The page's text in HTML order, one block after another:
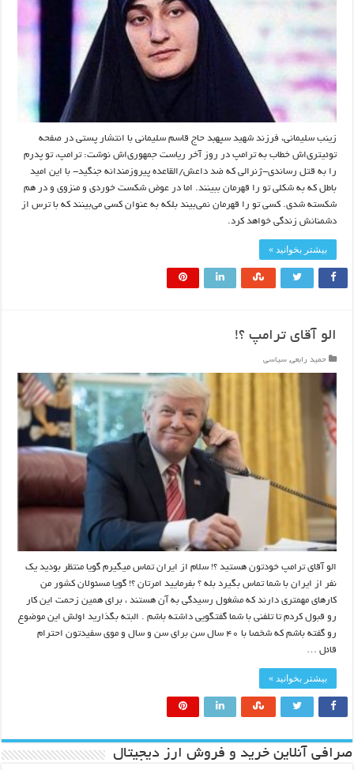
زینب سلیمانی، فرزند شهید سپهبد حاج قاسم سلیمانی با انتشار پستی در صفحه
توئیتری‌اش خطاب به ترامپ در روز آخر ریاست جمهوری‌اش نوشت: ترامپ، تو پدرم
را به قتل رساندی-ژنرالی که ضد داعش/القاعده پیروزمندانه جنگید- با این امید
باطل که به شکلی تو را قهرمان ببینند. اما در عوض شکست خوردی و منزوی و در هم
شکسته شدی. کسی تو را قهرمان نمی‌بیند بلکه به عنوان کسی می‌بینند که با ترس از
دشمنانش زندگی خواهد کرد.
بیشتر بخوانید »
الو آقای ترامپ ؟!
حمید رابعی, سیاسی
الو آقای ترامپ خودتون هستید ؟! سلام از ایران تماس میگیرم گویا منتظر بودید یک
نفر از ایران با شما تماس بگیرد بله ؟ بفرمایید امرتان ؟! گویا مسئولان کشور من
کارهای مهمتری دارند که مشغول رسیدگی به آن هستند ، برای همین زحمت این کار
رو قبول کردم تا تلفنی با شما گفتگویی داشته باشم . البته بگذارید اولش این موضوع
رو گفته باشم که شخصا با ۴۰ سال سن برای سن و سال و موی سفیدتون احترام
قائل …
بیشتر بخوانید »
صرافی آنلاین خرید و فروش ارز دیجیتال